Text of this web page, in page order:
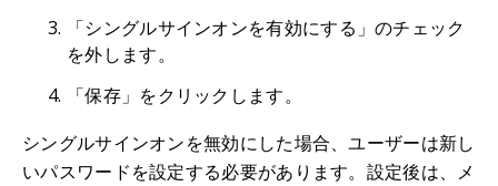
「シングルサインオンを有効にする」のチェック
を外します。
「保存」をクリックします。
シングルサインオンを無効にした場合、ユーザーは新し
いパスワードを設定する必要があります。設定後は、メ